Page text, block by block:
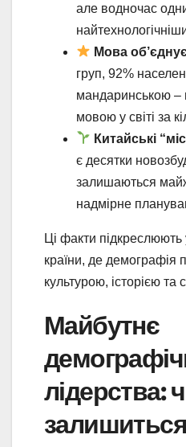
але водночас
Мова
груп, 92%
мандаринською
мовою у світі за
Китайські
є десятки
залишаються
надмірне
Ці факти підкреслюють
країни, де демографія
культурою, історією
Майбутнє
лідерства: